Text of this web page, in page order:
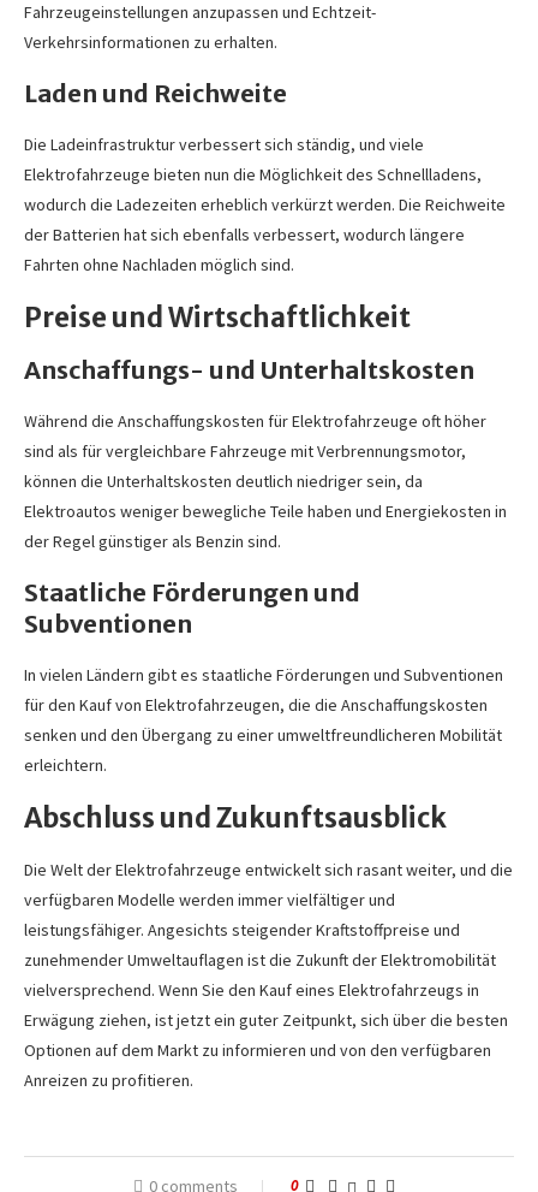
Fahrzeugeinstellungen anzupassen und Echtzeit-
Verkehrsinformationen zu erhalten.
Laden und Reichweite
Die Ladeinfrastruktur verbessert sich ständig, und viele
Elektrofahrzeuge bieten nun die Möglichkeit des Schnellladens,
wodurch die Ladezeiten erheblich verkürzt werden. Die Reichweite
der Batterien hat sich ebenfalls verbessert, wodurch längere
Fahrten ohne Nachladen möglich sind.
Preise und Wirtschaftlichkeit
Anschaffungs- und Unterhaltskosten
Während die Anschaffungskosten für Elektrofahrzeuge oft höher
sind als für vergleichbare Fahrzeuge mit Verbrennungsmotor,
können die Unterhaltskosten deutlich niedriger sein, da
Elektroautos weniger bewegliche Teile haben und Energiekosten in
der Regel günstiger als Benzin sind.
Staatliche Förderungen und
Subventionen
In vielen Ländern gibt es staatliche Förderungen und Subventionen
für den Kauf von Elektrofahrzeugen, die die Anschaffungskosten
senken und den Übergang zu einer umweltfreundlicheren Mobilität
erleichtern.
Abschluss und Zukunftsausblick
Die Welt der Elektrofahrzeuge entwickelt sich rasant weiter, und die
verfügbaren Modelle werden immer vielfältiger und
leistungsfähiger. Angesichts steigender Kraftstoffpreise und
zunehmender Umweltauflagen ist die Zukunft der Elektromobilität
vielversprechend. Wenn Sie den Kauf eines Elektrofahrzeugs in
Erwägung ziehen, ist jetzt ein guter Zeitpunkt, sich über die besten
Optionen auf dem Markt zu informieren und von den verfügbaren
Anreizen zu profitieren.
0 comments 0